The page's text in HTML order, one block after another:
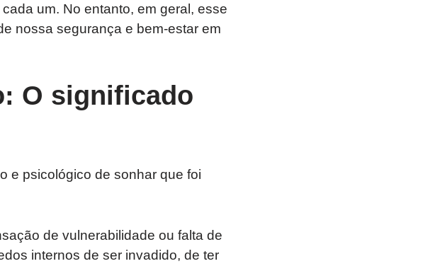
um. No entanto, em geral, esse
nossa segurança e bem-estar em
O significado
e psicológico de sonhar que foi
de vulnerabilidade ou falta de
internos de ser invadido, de ter